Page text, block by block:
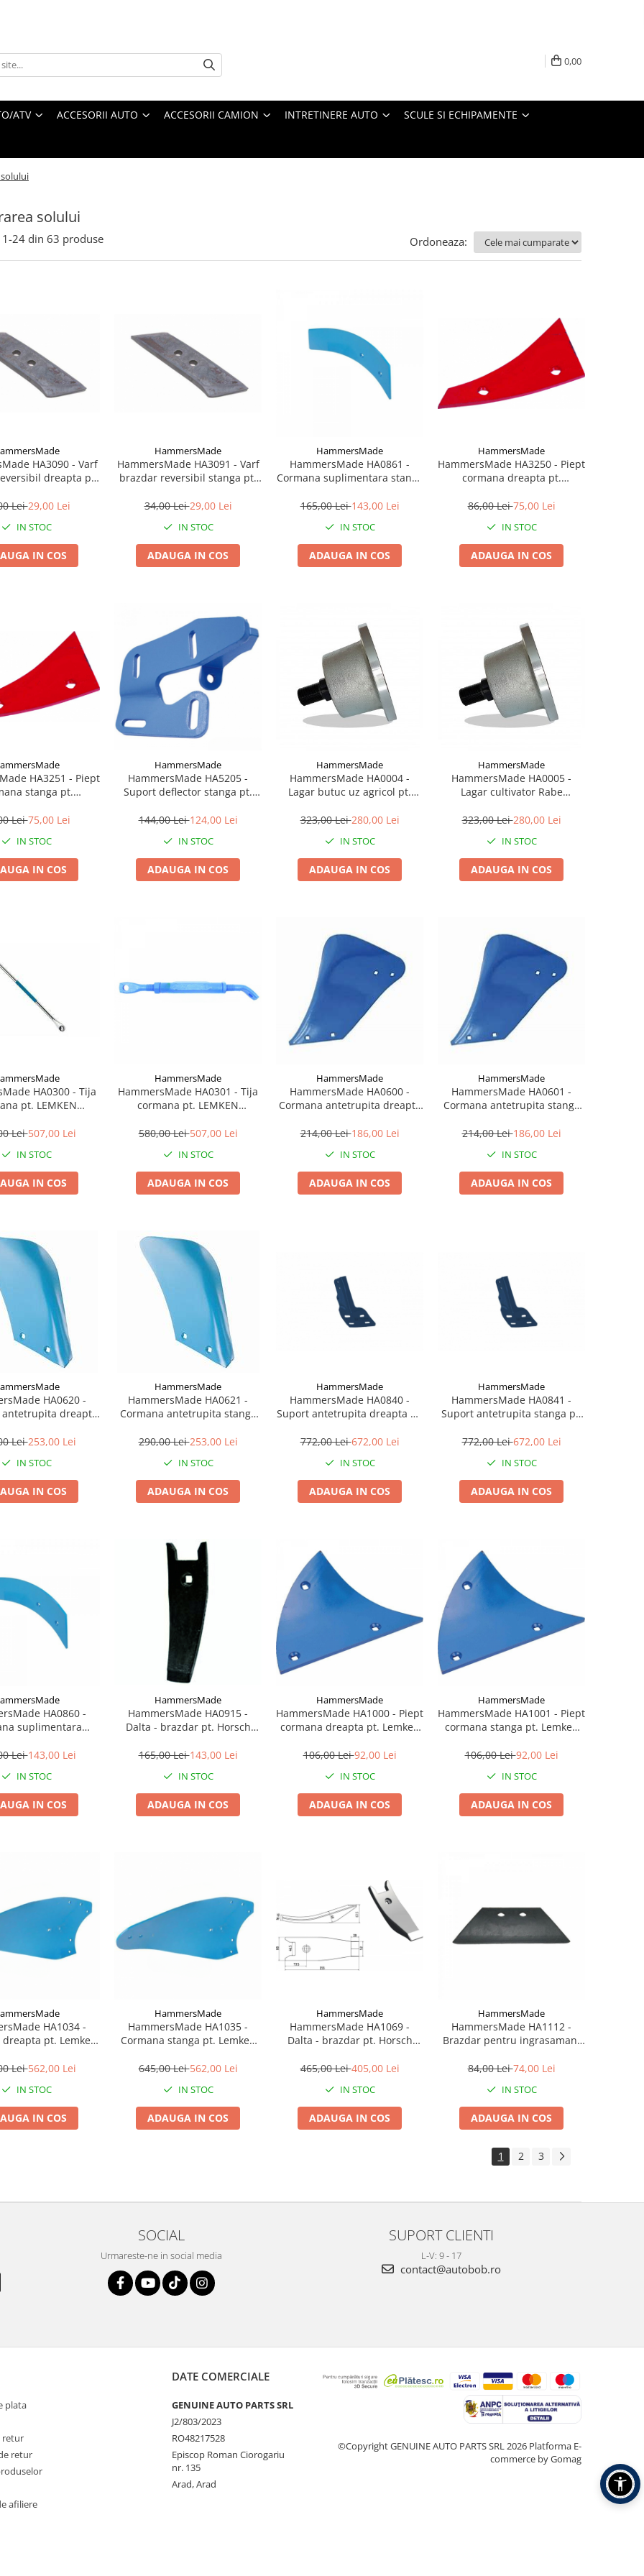
0,00
ATV ACCESORII AUTO ACCESORII CAMION INTRETINERE AUTO SCULE SI ECHIPAMENTE
solului
1-24 din 63 produse Ordoneaza:
HA3090 - Varf
dreapta pt.
Lei29,00 Lei
IN STOC
IN COS
HammersMade
HammersMade HA3091 - Varf
brazdar reversibil stanga pt.
34,00 Lei29,00 Lei
IN STOC
ADAUGA IN COS
HammersMade
HammersMade HA0861 -
Cormana suplimentara stanga
3470861
165,00 Lei143,00 Lei
IN STOC
ADAUGA IN COS
HammersMade
HammersMade HA3250 - Piept
cormana dreapta pt.
86,00 Lei75,00 Lei
IN STOC
ADAUGA IN COS
HA3251 - Piept
stanga pt.
Lei75,00 Lei
IN STOC
IN COS
HammersMade
HammersMade HA5205 -
Suport deflector stanga pt.
144,00 Lei124,00 Lei
IN STOC
ADAUGA IN COS
HammersMade
HammersMade HA0004 -
Lagar butuc uz agricol pt.
IL2-117-M22-D AU28117A-01
IL50-98/4T M22
323,00 Lei280,00 Lei
IN STOC
ADAUGA IN COS
HammersMade
HammersMade HA0005 -
Lagar cultivator Rabe
63HD12 IL50-98/4M24
323,00 Lei280,00 Lei
IN STOC
ADAUGA IN COS
HA0300 - Tija
pt. LEMKEN
5670300
Lei507,00 Lei
IN STOC
IN COS
HammersMade
HammersMade HA0301 - Tija
cormana pt. LEMKEN
5670301
580,00 Lei507,00 Lei
IN STOC
ADAUGA IN COS
HammersMade
HammersMade HA0600 -
Cormana antetrupita dreapta
3470600
214,00 Lei186,00 Lei
IN STOC
ADAUGA IN COS
HammersMade
HammersMade HA0601 -
Cormana antetrupita stanga
3470601
214,00 Lei186,00 Lei
IN STOC
ADAUGA IN COS
HA0620 -
antetrupita dreapta
3470620
Lei253,00 Lei
IN STOC
IN COS
HammersMade
HammersMade HA0621 -
Cormana antetrupita stanga
3470621
290,00 Lei253,00 Lei
IN STOC
ADAUGA IN COS
HammersMade
HammersMade HA0840 -
Suport antetrupita dreapta pt.
4570840
772,00 Lei672,00 Lei
IN STOC
ADAUGA IN COS
HammersMade
HammersMade HA0841 -
Suport antetrupita stanga pt.
4570841
772,00 Lei672,00 Lei
IN STOC
ADAUGA IN COS
HA0860 -
suplimentara
3470860
Lei143,00 Lei
IN STOC
IN COS
HammersMade
HammersMade HA0915 -
Dalta - brazdar pt. Horsch
165,00 Lei143,00 Lei
IN STOC
ADAUGA IN COS
HammersMade
HammersMade HA1000 - Piept
cormana dreapta pt. Lemken
106,00 Lei92,00 Lei
IN STOC
ADAUGA IN COS
HammersMade
HammersMade HA1001 - Piept
cormana stanga pt. Lemken
106,00 Lei92,00 Lei
IN STOC
ADAUGA IN COS
HA1034 -
dreapta pt. Lemken
Lei562,00 Lei
IN STOC
IN COS
HammersMade
HammersMade HA1035 -
Cormana stanga pt. Lemken
645,00 Lei562,00 Lei
IN STOC
ADAUGA IN COS
HammersMade
HammersMade HA1069 -
Dalta - brazdar pt. Horsch
465,00 Lei405,00 Lei
IN STOC
ADAUGA IN COS
HammersMade
HammersMade HA1112 -
Brazdar pentru ingrasamant
echivalent 631112
84,00 Lei74,00 Lei
IN STOC
ADAUGA IN COS
1 2 3
SOCIAL
Urmareste-ne in social media
SUPORT CLIENTI
L-V: 9 - 17
contact@autobob.ro
plata
retur
retur
afiliere
DATE COMERCIALE
GENUINE AUTO PARTS SRL
J2/803/2023
RO48217528
Episcop Roman Ciorogariu
nr. 135
Arad, Arad
©Copyright GENUINE AUTO PARTS SRL 2026 Platforma E-
commerce by Gomag